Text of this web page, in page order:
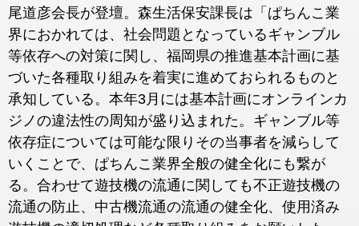
尾道彦会長が登壇。森生活保安課長は「ぱちんこ業
界におかれては、社会問題となっているギャンブル
等依存への対策に関し、福岡県の推進基本計画に基
づいた各種取り組みを着実に進めておられるものと
承知している。本年3月には基本計画にオンラインカ
ジノの違法性の周知が盛り込まれた。ギャンブル等
依存症については可能な限りその当事者を減らして
いくことで、ぱちんこ業界全般の健全化にも繋が
る。合わせて遊技機の流通に関しても不正遊技機の
流通の防止、中古機流通の流通の健全化、使用済み